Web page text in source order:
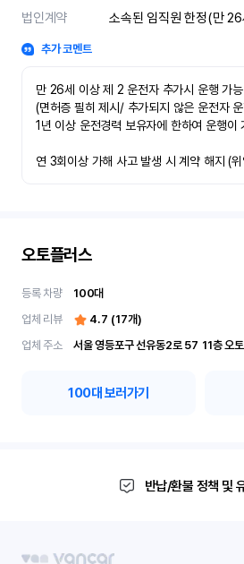
법인계약
소속된 임직원 한정(만
추가 코멘트
만 26세 이상 제 2 운전자 추가시 운행 가능
(면허증 필히 제시/ 추가되지 않은 운전자
1년 이상 운전경력 보유자에 한하여 운행이
연 3회이상 가해 사고 발생 시 계약 해지 (
오토플러스
등록 차량 100대
업체 리뷰
4.7 (17개)
업체 주소
서울 영등포구 선유동2로
100대 보러가기
반납/환불 정책 및